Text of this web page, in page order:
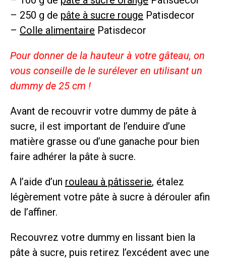
– 250 g de pâte à sucre rouge Patisdecor
– Colle alimentaire Patisdecor
Pour donner de la hauteur à votre gâteau, on
vous conseille de le surélever en utilisant un
dummy de 25 cm !
Avant de recouvrir votre dummy de pâte à
sucre, il est important de l’enduire d’une
matière grasse ou d’une ganache pour bien
faire adhérer la pâte à sucre.
A l’aide d’un rouleau à pâtisserie, étalez
légèrement votre pâte à sucre à dérouler afin
de l’affiner.
Recouvrez votre dummy en lissant bien la
pâte à sucre, puis retirez l’excédent avec une